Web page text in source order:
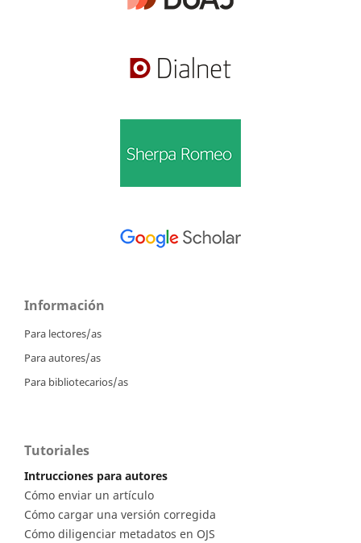
Información
Para lectores/as
Para autores/as
Para bibliotecarios/as
Tutoriales
Intrucciones para autores
Cómo enviar un artículo
Cómo cargar una versión corregida
Cómo diligenciar metadatos en OJS